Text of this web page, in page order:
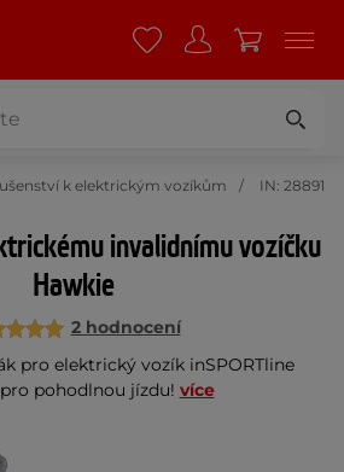
k elektrickým vozíkům IN: 28891
invalidnímu vozíčku
Hawkie
2 hodnocení
pro elektrický vozík inSPORTline
pohodlnou jízdu! více